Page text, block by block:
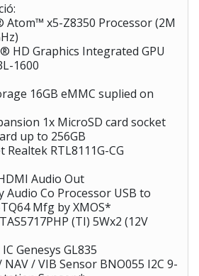
x5-Z8350 Processor (2M
HD Graphics Integrated GPU
1600
16GB eMMC suplied on
1x MicroSD card socket
up to 256GB
RTL8111G-CG
Audio Out
Audio Co Processor USB to
Mfg by XMOS*
(TI) 5Wx2 (12V
Genesys GL835
/ VIB Sensor BNO055 I2C 9-